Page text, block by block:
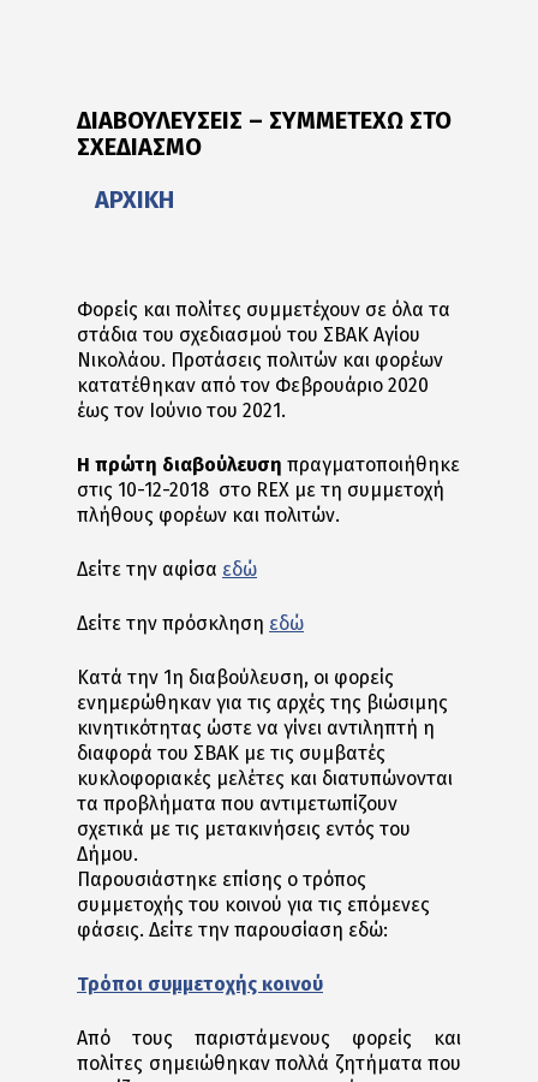
ΔΙΑΒΟΥΛΕΥΣΕΙΣ – ΣΥΜΜΕΤΕΧΩ ΣΤΟ
ΣΧΕΔΙΑΣΜΟ
ΑΡΧΙΚΗ
Φορείς και πολίτες συμμετέχουν σε όλα τα
στάδια του σχεδιασμού του ΣΒΑΚ Αγίου
Νικολάου. Προτάσεις πολιτών και φορέων
κατατέθηκαν από τον Φεβρουάριο 2020
έως τον Ιούνιο του 2021.
Η πρώτη διαβούλευση πραγματοποιήθηκε
στις 10-12-2018 στο REX με τη συμμετοχή
πλήθους φορέων και πολιτών.
Δείτε την αφίσα εδώ
Δείτε την πρόσκληση εδώ
Κατά την 1η διαβούλευση, οι φορείς
ενημερώθηκαν για τις αρχές της βιώσιμης
κινητικότητας ώστε να γίνει αντιληπτή η
διαφορά του ΣΒΑΚ με τις συμβατές
κυκλοφοριακές μελέτες και διατυπώνονται
τα προβλήματα που αντιμετωπίζουν
σχετικά με τις μετακινήσεις εντός του
Δήμου.
Παρουσιάστηκε επίσης ο τρόπος
συμμετοχής του κοινού για τις επόμενες
φάσεις. Δείτε την παρουσίαση εδώ:
Τρόποι συμμετοχής κοινού
Από τους παριστάμενους φορείς και
πολίτες σημειώθηκαν πολλά ζητήματα που